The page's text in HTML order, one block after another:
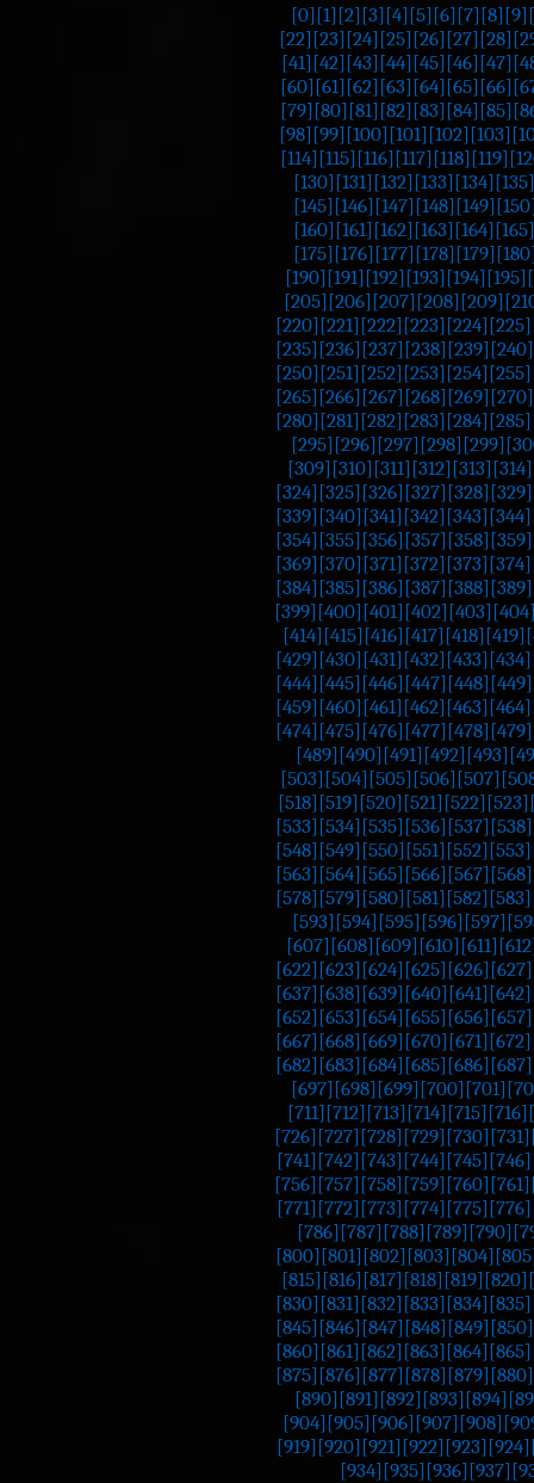
[0] [1] [2] [3] [4] [5] [6] [7] [8] [9]
[22] [23] [24] [25] [26] [27] [28]
[41] [42] [43] [44] [45] [46] [47]
[60] [61] [62] [63] [64] [65] [66]
[79] [80] [81] [82] [83] [84] [85]
[98] [99] [100] [101] [102] [103]
[114] [115] [116] [117] [118] [119]
[130] [131] [132] [133] [134] [135]
[145] [146] [147] [148] [149]
[160] [161] [162] [163] [164] [165]
[175] [176] [177] [178] [179]
[190] [191] [192] [193] [194] [195]
[205] [206] [207] [208] [209]
[220] [221] [222] [223] [224] [225]
[235] [236] [237] [238] [239] [240]
[250] [251] [252] [253] [254] [255]
[265] [266] [267] [268] [269] [270]
[280] [281] [282] [283] [284] [285]
[295] [296] [297] [298] [299]
[309] [310] [311] [312] [313] [314]
[324] [325] [326] [327] [328] [329]
[339] [340] [341] [342] [343] [344]
[354] [355] [356] [357] [358] [359]
[369] [370] [371] [372] [373] [374]
[384] [385] [386] [387] [388] [389]
[399] [400] [401] [402] [403]
[414] [415] [416] [417] [418] [419]
[429] [430] [431] [432] [433] [434]
[444] [445] [446] [447] [448] [449]
[459] [460] [461] [462] [463] [464]
[474] [475] [476] [477] [478] [479]
[489] [490] [491] [492] [493]
[503] [504] [505] [506] [507]
[518] [519] [520] [521] [522] [523]
[533] [534] [535] [536] [537] [538]
[548] [549] [550] [551] [552] [553]
[563] [564] [565] [566] [567] [568]
[578] [579] [580] [581] [582] [583]
[593] [594] [595] [596] [597]
[607] [608] [609] [610] [611]
[622] [623] [624] [625] [626] [627]
[637] [638] [639] [640] [641] [642]
[652] [653] [654] [655] [656] [657]
[667] [668] [669] [670] [671] [672]
[682] [683] [684] [685] [686] [687]
[697] [698] [699] [700] [701]
[711] [712] [713] [714] [715] [716]
[726] [727] [728] [729] [730] [731]
[741] [742] [743] [744] [745] [746]
[756] [757] [758] [759] [760] [761]
[771] [772] [773] [774] [775] [776]
[786] [787] [788] [789] [790]
[800] [801] [802] [803] [804]
[815] [816] [817] [818] [819] [820]
[830] [831] [832] [833] [834] [835]
[845] [846] [847] [848] [849] [850]
[860] [861] [862] [863] [864] [865]
[875] [876] [877] [878] [879] [880]
[890] [891] [892] [893] [894]
[904] [905] [906] [907] [908]
[919] [920] [921] [922] [923] [924]
[934] [935] [936] [937]